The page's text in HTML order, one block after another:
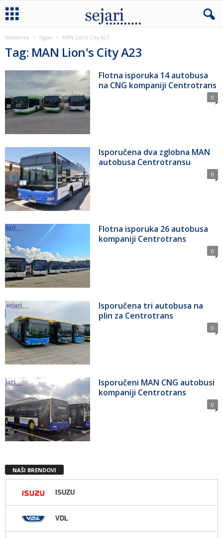
Naslovnica Tagovi MAN Lion's City A23
Tag: MAN Lion's City A23
Flotna isporuka 14 autobusa
na CNG kompaniji Centrotrans
0
Isporučena dva zglobna MAN
autobusa Centrotransu
0
Flotna isporuka 26 autobusa
kompaniji Centrotrans
0
Isporučena tri autobusa na
plin za Centrotrans
0
Isporučeni MAN CNG autobusi
kompaniji Centrotrans
0
NAŠI BRENDOVI
ISUZU
VDL